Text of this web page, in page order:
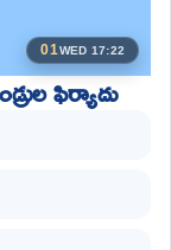
01WED 17:22
ఫిర్యాదు